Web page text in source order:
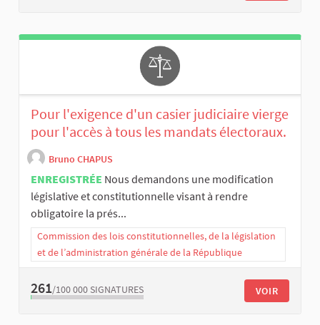
Pour l'exigence d'un casier judiciaire vierge
pour l'accès à tous les mandats électoraux.
Bruno CHAPUS
ENREGISTRÉE Nous demandons une modification
législative et constitutionnelle visant à rendre
obligatoire la prés...
Commission des lois constitutionnelles, de la législation
et de l’administration générale de la République
261/100 000 SIGNATURES VOIR